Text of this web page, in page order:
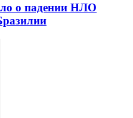
о падении НЛО